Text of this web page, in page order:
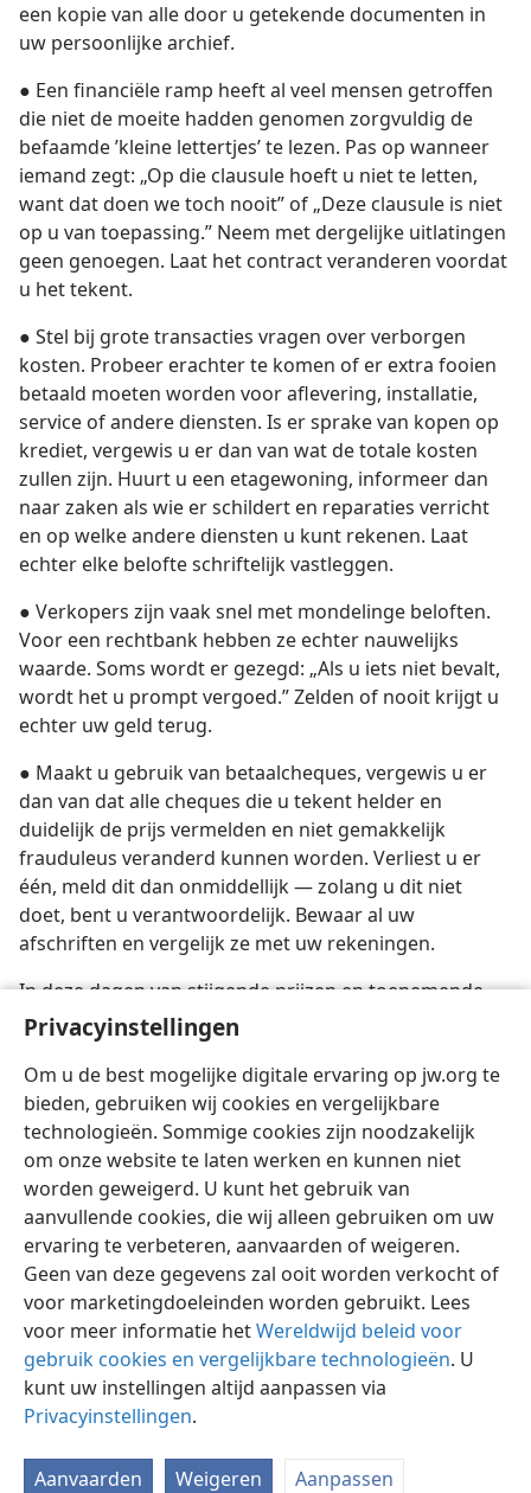
Privacyinstellingen
Om u de best mogelijke digitale ervaring op jw.org te
bieden, gebruiken wij cookies en vergelijkbare
technologieën. Sommige cookies zijn noodzakelijk
om onze website te laten werken en kunnen niet
worden geweigerd. U kunt het gebruik van
aanvullende cookies, die wij alleen gebruiken om uw
ervaring te verbeteren, aanvaarden of weigeren.
Geen van deze gegevens zal ooit worden verkocht of
voor marketingdoeleinden worden gebruikt. Lees
voor meer informatie hetWereldwijd beleid voor
gebruik cookies en vergelijkbare technologieën. U
kunt uw instellingen altijd aanpassen via
Privacyinstellingen.
Aanvaarden Weigeren Aanpassen
een kopie van alle door u getekende documenten in
uw persoonlijke archief.
● Een financiële ramp heeft al veel mensen getroffen
die niet de moeite hadden genomen zorgvuldig de
befaamde ’kleine lettertjes’ te lezen. Pas op wanneer
iemand zegt: „Op die clausule hoeft u niet te letten,
want dat doen we toch nooit” of „Deze clausule is niet
op u van toepassing.” Neem met dergelijke uitlatingen
geen genoegen. Laat het contract veranderen voordat
u het tekent.
● Stel bij grote transacties vragen over verborgen
kosten. Probeer erachter te komen of er extra fooien
betaald moeten worden voor aflevering, installatie,
service of andere diensten. Is er sprake van kopen op
krediet, vergewis u er dan van wat de totale kosten
zullen zijn. Huurt u een etagewoning, informeer dan
naar zaken als wie er schildert en reparaties verricht
en op welke andere diensten u kunt rekenen. Laat
echter elke belofte schriftelijk vastleggen.
● Verkopers zijn vaak snel met mondelinge beloften.
Voor een rechtbank hebben ze echter nauwelijks
waarde. Soms wordt er gezegd: „Als u iets niet bevalt,
wordt het u prompt vergoed.” Zelden of nooit krijgt u
echter uw geld terug.
● Maakt u gebruik van betaalcheques, vergewis u er
dan van dat alle cheques die u tekent helder en
duidelijk de prijs vermelden en niet gemakkelijk
frauduleus veranderd kunnen worden. Verliest u er
één, meld dit dan onmiddellijk — zolang u dit niet
doet, bent u verantwoordelijk. Bewaar al uw
afschriften en vergelijk ze met uw rekeningen.
In deze dagen van stijgende prijzen en toenemende
oneerlijkheid loont het om waakzaam te zijn,
aangezien u uzelf beschermt tegen bedrog.
Nederlands Delen Instellingen
Copyright© 2026 Watch Tower Bible and Tract Society of Pennsylvania
Gebruiksvoorwaarden Privacybeleid
Privacyinstellingen
JW.ORG
Inloggen